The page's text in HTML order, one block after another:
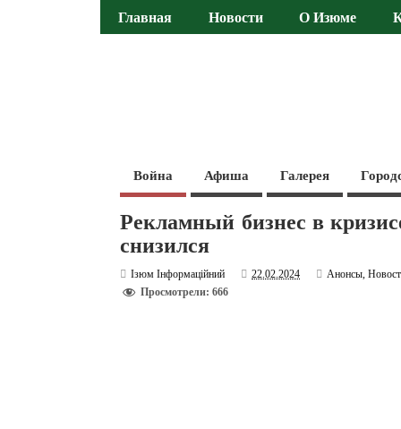
Главная Новости О Изюме
Война Афиша Галерея
Рекламный бизнес в
снизился
Ізюм Інформаційний 22.02.2024 Анонсы,
Просмотрели: 666